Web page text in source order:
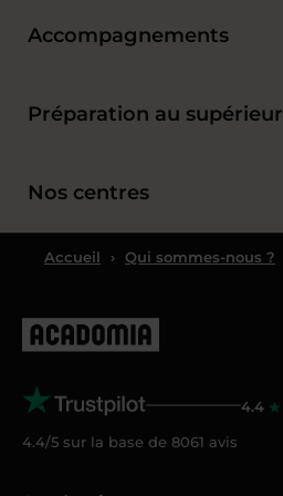
Accompagnements
Préparation au supérieur
Nos centres
Accueil › Qui sommes-nous ?
4.4
4.4/5 sur la base de 8061 avis